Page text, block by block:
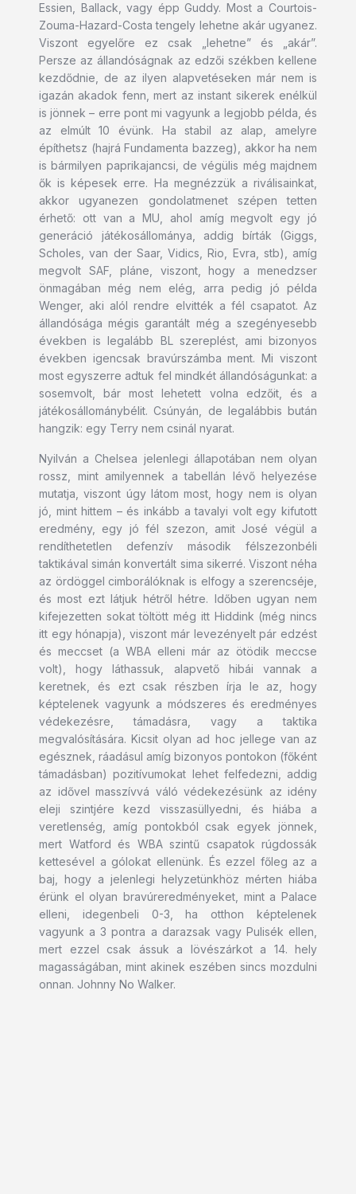
Essien, Ballack, vagy épp Guddy. Most a Courtois-
Zouma-Hazard-Costa tengely lehetne akár ugyanez.
Viszont egyelőre ez csak „lehetne” és „akár”.
Persze az állandóságnak az edzői székben kellene
kezdődnie, de az ilyen alapvetéseken már nem is
igazán akadok fenn, mert az instant sikerek enélkül
is jönnek – erre pont mi vagyunk a legjobb példa, és
az elmúlt 10 évünk. Ha stabil az alap, amelyre
építhetsz (hajrá Fundamenta bazzeg), akkor ha nem
is bármilyen paprikajancsi, de végülis még majdnem
ők is képesek erre. Ha megnézzük a riválisainkat,
akkor ugyanezen gondolatmenet szépen tetten
érhető: ott van a MU, ahol amíg megvolt egy jó
generáció játékosállománya, addig bírták (Giggs,
Scholes, van der Saar, Vidics, Rio, Evra, stb), amíg
megvolt SAF, pláne, viszont, hogy a menedzser
önmagában még nem elég, arra pedig jó példa
Wenger, aki alól rendre elvitték a fél csapatot. Az
állandósága mégis garantált még a szegényesebb
években is legalább BL szereplést, ami bizonyos
években igencsak bravúrszámba ment. Mi viszont
most egyszerre adtuk fel mindkét állandóságunkat: a
sosemvolt, bár most lehetett volna edzőit, és a
játékosállománybélit. Csúnyán, de legalábbis bután
hangzik: egy Terry nem csinál nyarat.
Nyilván a Chelsea jelenlegi állapotában nem olyan
rossz, mint amilyennek a tabellán lévő helyezése
mutatja, viszont úgy látom most, hogy nem is olyan
jó, mint hittem – és inkább a tavalyi volt egy kifutott
eredmény, egy jó fél szezon, amit José végül a
rendíthetetlen defenzív második félszezonbéli
taktikával simán konvertált sima sikerré. Viszont néha
az ördöggel cimborálóknak is elfogy a szerencséje,
és most ezt látjuk hétről hétre. Időben ugyan nem
kifejezetten sokat töltött még itt Hiddink (még nincs
itt egy hónapja), viszont már levezényelt pár edzést
és meccset (a WBA elleni már az ötödik meccse
volt), hogy láthassuk, alapvető hibái vannak a
keretnek, és ezt csak részben írja le az, hogy
képtelenek vagyunk a módszeres és eredményes
védekezésre, támadásra, vagy a taktika
megvalósítására. Kicsit olyan ad hoc jellege van az
egésznek, ráadásul amíg bizonyos pontokon (főként
támadásban) pozitívumokat lehet felfedezni, addig
az idővel masszívvá váló védekezésünk az idény
eleji szintjére kezd visszasüllyedni, és hiába a
veretlenség, amíg pontokból csak egyek jönnek,
mert Watford és WBA szintű csapatok rúgdossák
kettesével a gólokat ellenünk. És ezzel főleg az a
baj, hogy a jelenlegi helyzetünkhöz mérten hiába
érünk el olyan bravúreredményeket, mint a Palace
elleni, idegenbeli 0-3, ha otthon képtelenek
vagyunk a 3 pontra a darazsak vagy Pulisék ellen,
mert ezzel csak ássuk a lövészárkot a 14. hely
magasságában, mint akinek eszében sincs mozdulni
onnan. Johnny No Walker.